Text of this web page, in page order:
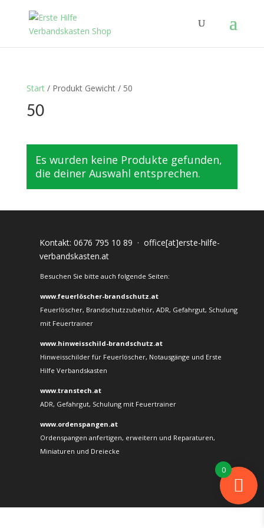
Products
search
Start/ Produkt Gewicht / 50
50
Es wurden keine Produkte gefunden,
die deiner Auswahl entsprechen.
Kontakt: 0676 795 10 89 · office[at]erste-hilfe-
verbandskasten.at
Besuchen Sie bitte auch folgende Seiten:
www.feuerlöscher-brandschutz.at
Feuerlöscher, Brandschutzzubehör, ADR, Gefahrgut, Schulung
mit Feuertrainer
www.hinweisschild-brandschutz.at
Hinweisschilder für Feuerlöscher, Notausgänge und Erste
Hilfe Verbandskasten
www.transtech.at
ADR, Gefahrgut, Schulung mit Feuertrainer
www.ordenspangen.at
Ordenspangen anfertigen, erweitern und Reparaturen,
Miniaturen und Dreiecke
0